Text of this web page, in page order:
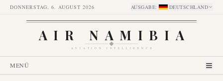
DONNERSTAG, 6. AUGUST 2026 AUSGABE: DEUTSCHLAND
AIR NAMIBIA
AVIATION INTELLIGENCE
MENÜ